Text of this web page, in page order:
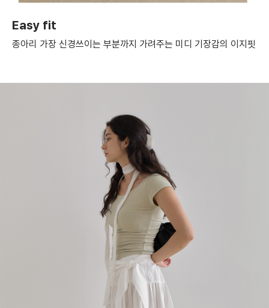
Easy fit
종아리 가장 신경쓰이는 부분까지 가려주는 미디 기장감의 이지핏